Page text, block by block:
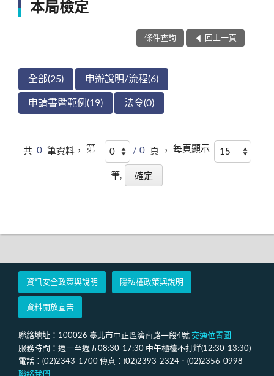
本局檢定
條件查詢 回上一頁
全部(25) 申辦說明/流程(6)
申請書暨範例(19) 法令(0)
共 0 筆資料， 第 / 0 頁 ， 每頁顯示
筆,
資訊安全政策與說明 隱私權政策與說明
資料開放宣告
聯絡地址：100026 臺北市中正區濟南路一段4號 交通位置圖
服務時間：週一至週五08:30-17:30 中午櫃檯不打烊(12:30-13:30)
電話：(02)2343-1700 傳真：(02)2393-2324．(02)2356-0998